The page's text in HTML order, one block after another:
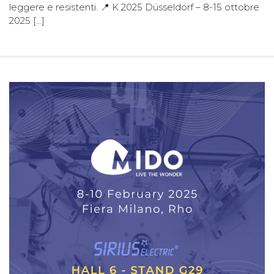
leggere e resistenti. 📍 K 2025 Düsseldorf – 8-15 ottobre
2025 […]